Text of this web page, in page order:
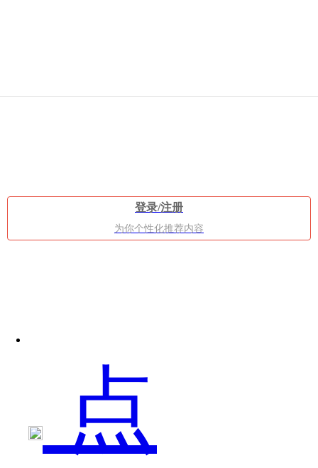
什
原
登录/注册
为你个性化推荐内容
点